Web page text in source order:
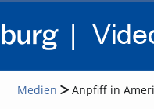
Medien Anpfiff in